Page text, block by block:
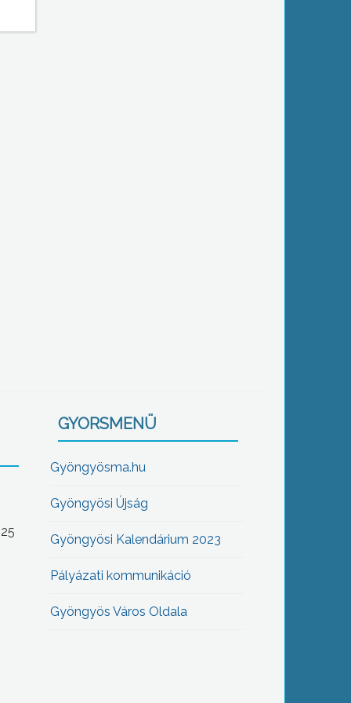
GYORSMENÜ
Gyöngyösma.hu
Gyöngyösi Újság
Gyöngyösi Kalendárium 2023
Pályázati kommunikáció
Gyöngyös Város Oldala